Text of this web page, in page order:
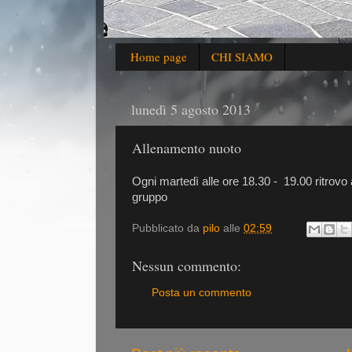
Home page CHI SIAMO
lunedì 5 agosto 2013
Allenamento nuoto
Ogni martedì alle ore 18.30 - 19.00
gruppo
Pubblicato da pilo alle 02:59
Nessun commento:
Posta un commento